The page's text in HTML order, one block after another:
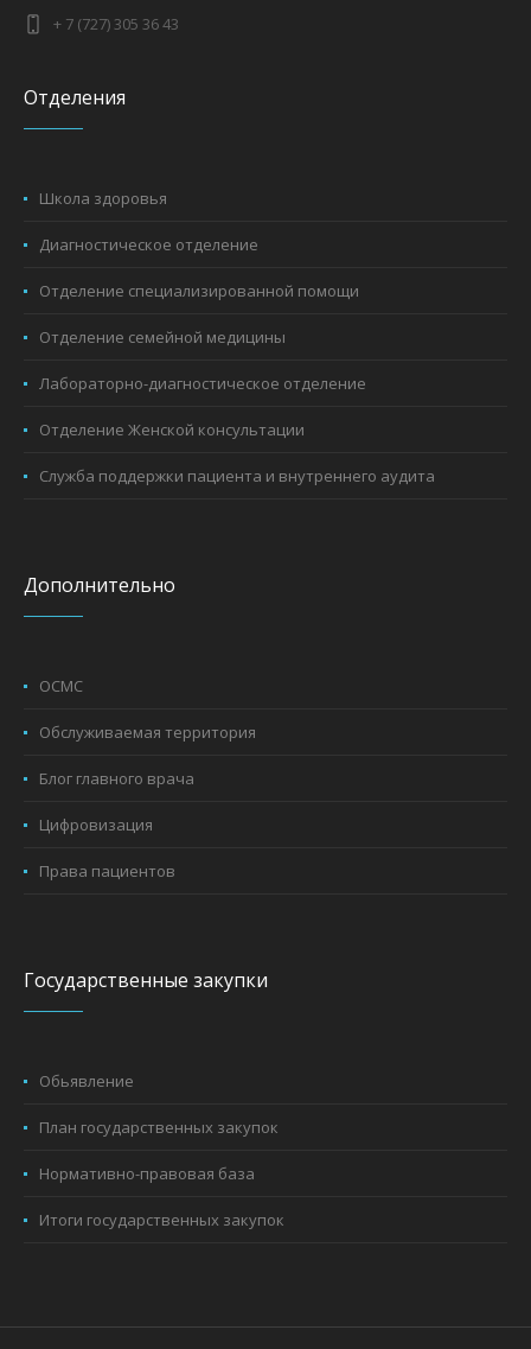
+ 7 (727) 305 36 43
Отделения
Школа здоровья
Диагностическое отделение
Отделение специализированной помощи
Отделение семейной медицины
Лабораторно-диагностическое отделение
Отделение Женской консультации
Служба поддержки пациента и внутреннего аудита
Дополнительно
ОСМС
Обслуживаемая территория
Блог главного врача
Цифровизация
Права пациентов
Государственные закупки
Обьявление
План государственных закупок
Нормативно-правовая база
Итоги государственных закупок